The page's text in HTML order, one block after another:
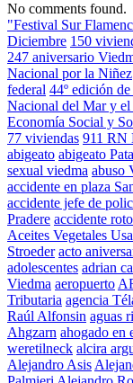
No comments found.
"Festival Sur
Diciembre 150
247 aniversario
Nacional por la Niñez
federal 44º edición
Nacional del Mar y el
Economía Social y
77 viviendas 911 RN
abigeato abigeato
sexual viedma abuso
accidente en plaza
accidente jefe de
Pradere accidente
Aceites Vegetales
Stroeder acto
adolescentes adrian
Viedma aeropuerto
Tributaria agencia
Raúl Alfonsin aguas
Ahgzarn ahogado en
weretilneck alcira
Alejandro Asis